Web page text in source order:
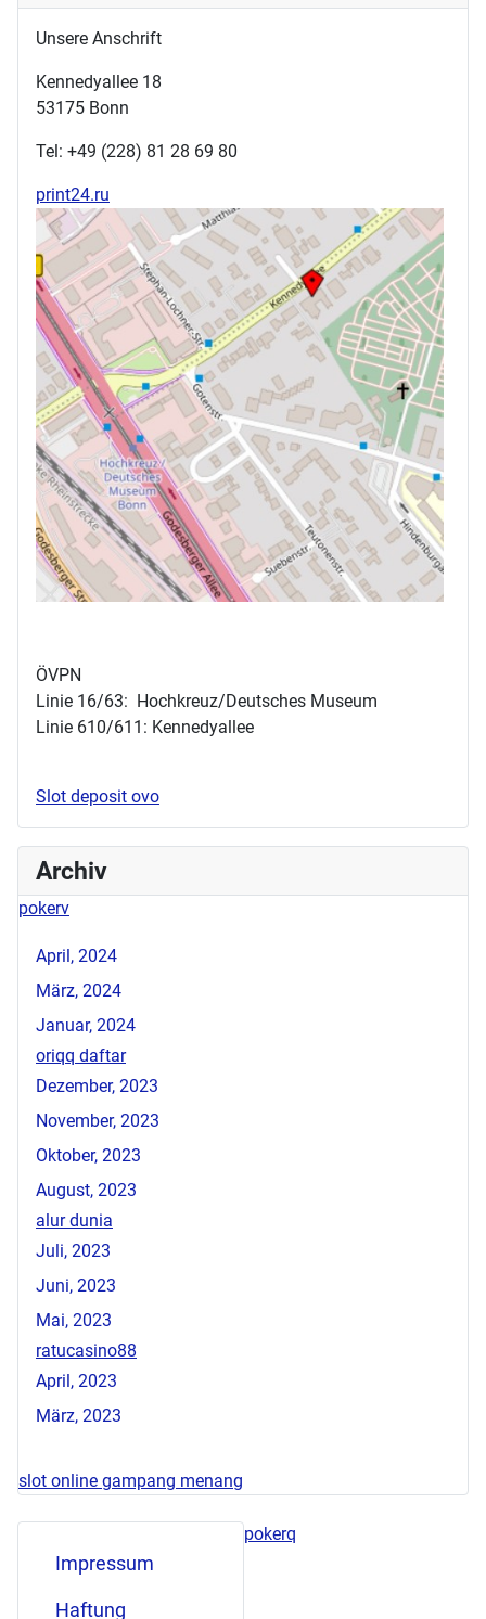
Unsere Anschrift
Kennedyallee 18
53175 Bonn
Tel: +49 (228) 81 28 69 80
print24.ru
ÖVPN
Linie 16/63: Hochkreuz/Deutsches Museum
Linie 610/611: Kennedyallee
Slot deposit ovo
Archiv
pokerv
April, 2024
März, 2024
Januar, 2024
oriqq daftar
Dezember, 2023
November, 2023
Oktober, 2023
August, 2023
alur dunia
Juli, 2023
Juni, 2023
Mai, 2023
ratucasino88
April, 2023
März, 2023
slot online gampang menang
Impressum
Haftung
pokerq